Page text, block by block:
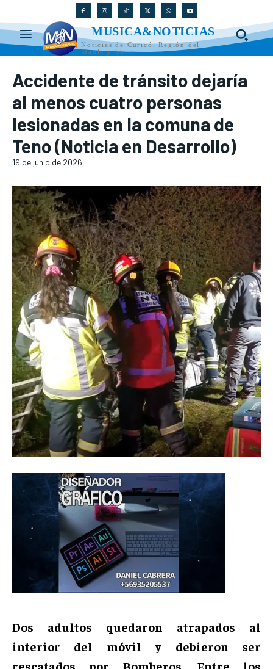
MUSICA&NOTICIAS
Noticias de Curicó, Región del
Maule y Chile
Accidente de tránsito dejaría
al menos cuatro personas
lesionadas en la comuna de
Teno (Noticia en Desarrollo)
19 de junio de 2026
Dos adultos quedaron atrapados al
interior del móvil y debieron ser
rescatados por Bomberos. Entre los